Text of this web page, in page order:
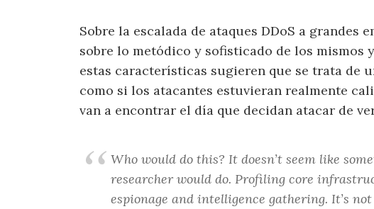
Sobre la escalada de ataques DDoS a grandes
sobre lo metódico y sofisticado de los mismos
estas características sugieren que se trata de
como si los atacantes estuvieran realmente
van a encontrar el día que decidan atacar de
Who would do this? It doesn’t seem like
researcher would do. Profiling core
espionage and intelligence gathering. It’s